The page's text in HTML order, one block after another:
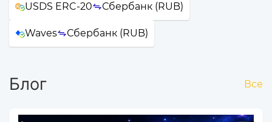
USDS ERC-20 Сбербанк (RUB)
Waves Сбербанк (RUB)
Блог Все